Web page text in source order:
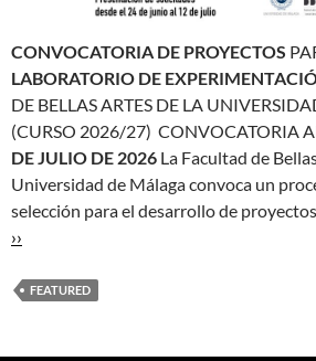
CONVOCATORIA DE PROYECTOS
LABORATORIO DE
DE BELLAS ARTES DE LA
(CURSO 2026/27) CONVOCATORIA
DE JULIO DE 2026 La Facultad de
Universidad de Málaga convoca un
selección para el desarrollo de
››
FEATURED